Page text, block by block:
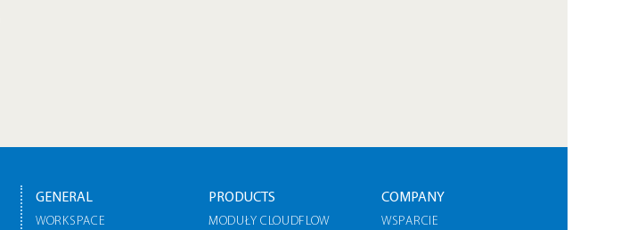
GENERAL
WORKSPACE
PRODUCTS
MODUŁY CLOUDFLOW
COMPANY
WSPARCIE